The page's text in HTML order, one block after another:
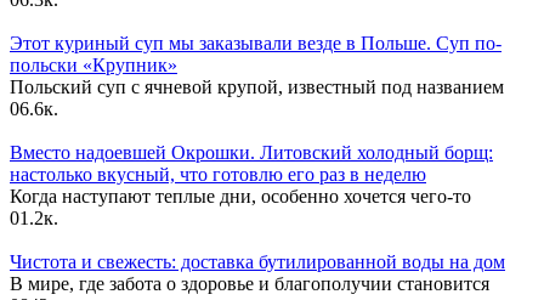
Этот куриный суп мы заказывали везде в Польше. Суп по-
польски «Крупник»
Польский суп с ячневой крупой, известный под названием
06.6к.
Вместо надоевшей Окрошки. Литовский холодный борщ:
настолько вкусный, что готовлю его раз в неделю
Когда наступают теплые дни, особенно хочется чего-то
01.2к.
Чистота и свежесть: доставка бутилированной воды на дом
В мире, где забота о здоровье и благополучии становится